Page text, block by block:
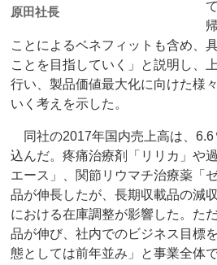
原田社長
ことによるベネフィットも含め、
ことを目指していく」と説明し、
行い、製品価値最大化に向けた様
いく考えを示した。
同社の2017年国内売上高は、6.6
込んだ。疼痛治療剤「リリカ」や
エース」、関節リウマチ治療薬「
品が伸長したが、長期収載品の減
における在庫調整が影響した。た
品が伸び、社内でのビジネス目標
態としては前年並み」と事業全体